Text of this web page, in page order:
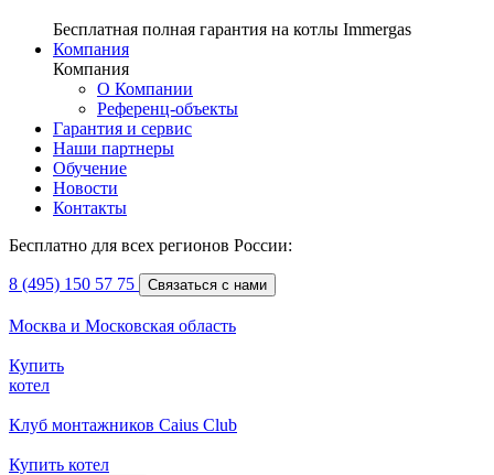
Бесплатная полная гарантия на котлы Immergas
Компания
Компания
О Компании
Референц-объекты
Гарантия и сервис
Наши партнеры
Обучение
Новости
Контакты
Бесплатно для всех регионов России:
8 (495) 150 57 75 Связаться с нами
Москва и Московская область
Купить
котел
Клуб монтажников Caius Club
Купить котел